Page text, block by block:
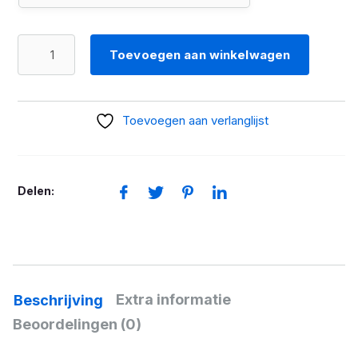
Toevoegen aan winkelwagen
Toevoegen aan verlanglijst
Delen:
Beschrijving
Extra informatie
Beoordelingen (0)